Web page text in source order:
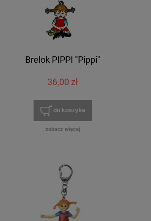
Brelok PIPPI "Pippi"
36,00 zł
do koszyka
zobacz więcej